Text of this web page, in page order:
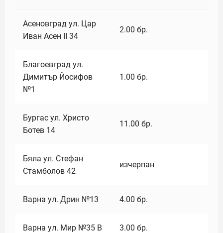
Асеновград ул. Цар
Иван Асен II 34
2.00 бр.
Благоевград ул.
Димитър Йосифов
№1
1.00 бр.
Бургас ул. Христо
Ботев 14
11.00 бр.
Бяла ул. Стефан
Стамболов 42
изчерпан
Варна ул. Дрин №13 4.00 бр.
Варна ул. Мир №35 В 3.00 бр.